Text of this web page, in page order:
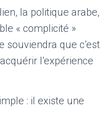
la politique arabe,
« complicité »
souviendra que c’est
l’expérience
: il existe une